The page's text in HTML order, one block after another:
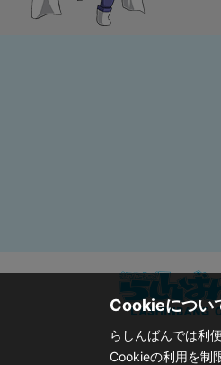
Cookieについ
らしんばんでは利
Cookieの利用を制